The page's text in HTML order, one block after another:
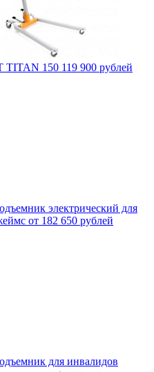
TITAN 150 119 900 рублей
электрический для
от 182 650 рублей
для инвалидов